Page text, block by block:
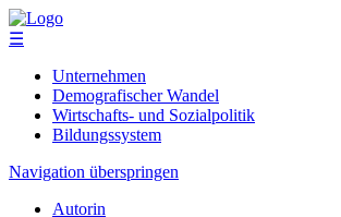
☰
Unternehmen
Demografischer Wandel
Wirtschafts- und Sozialpolitik
Bildungssystem
Navigation überspringen
Autorin